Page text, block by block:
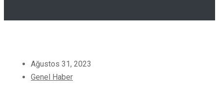
Ağustos 31, 2023
Genel Haber